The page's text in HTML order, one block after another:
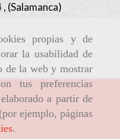
propias y de
la usabilidad de
de la web y mostrar
tus preferencias
a partir de
ejemplo, páginas
.
, (Salamanca)